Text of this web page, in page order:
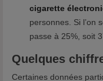
cigarette
personnes. Si l’on
passe à 25%, soit
Quelques
Certaines données